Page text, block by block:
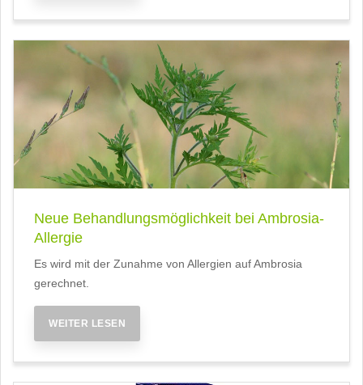
Neue Behandlungsmöglichkeit bei Ambrosia-
Allergie
Es wird mit der Zunahme von Allergien auf Ambrosia
gerechnet.
WEITER LESEN